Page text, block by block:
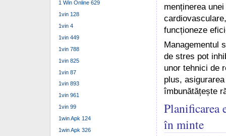
menținerea
funcționeze
Managementul
de stres pot
unor tehnici de
plus,
îmbunătățește
Planificarea
în minte
1 Win Online 629
1vin 128
1vin 4
1vin 449
1vin 788
1vin 825
1vin 87
1vin 893
1vin 961
1vin 99
1win Apk 124
1win Apk 326